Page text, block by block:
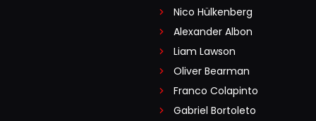
Nico Hülkenberg
Alexander Albon
Liam Lawson
Oliver Bearman
Franco Colapinto
Gabriel Bortoleto